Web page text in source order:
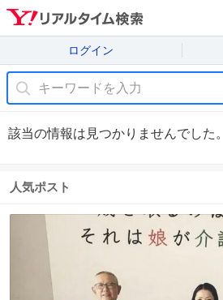
ログイン
該当の情報は見つかりませんでした。
人気ポスト